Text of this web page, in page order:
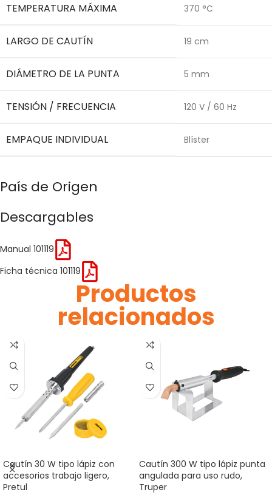
TEMPERATURA MÁXIMA 370 °C
LARGO DE CAUTÍN 19 cm
DIÁMETRO DE LA PUNTA 5 mm
TENSIÓN / FRECUENCIA 120 V / 60 Hz
EMPAQUE INDIVIDUAL Blíster
País de Origen
Descargables
Manual 101119
Ficha técnica 101119
Productos
relacionados
Cautín 30 W tipo lápiz con
accesorios trabajo ligero,
Pretul
Cautín 300 W tipo lápiz punta
angulada para uso rudo,
Truper